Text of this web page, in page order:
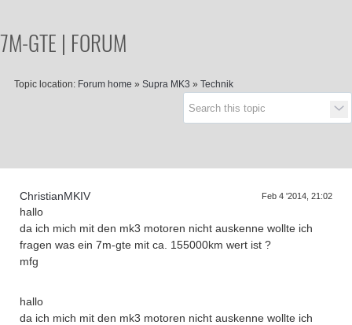
Supra generations
7M-GTE | FORUM
Topic location: Forum home » Supra MK3 » Technik
ChristianMKIV Feb 4 '2014, 21:02
hallo
da ich mich mit den mk3 motoren nicht auskenne wollte ich
fragen was ein 7m-gte mit ca. 155000km wert ist ?
mfg
hallo
da ich mich mit den mk3 motoren nicht auskenne wollte ich